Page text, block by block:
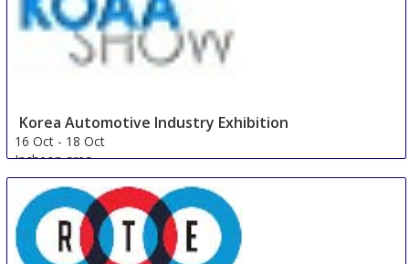
Korea Automotive Industry Exhibition
16 Oct - 18 Oct
Incheon area
Korea, Republic Of